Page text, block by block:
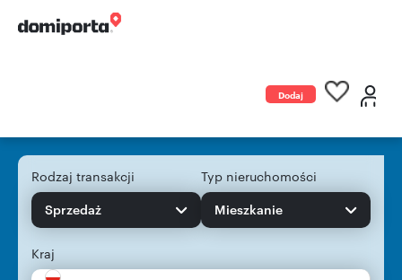
Dodaj
Rodzaj transakcji
Sprzedaż
Typ nieruchomości
Mieszkanie
Kraj